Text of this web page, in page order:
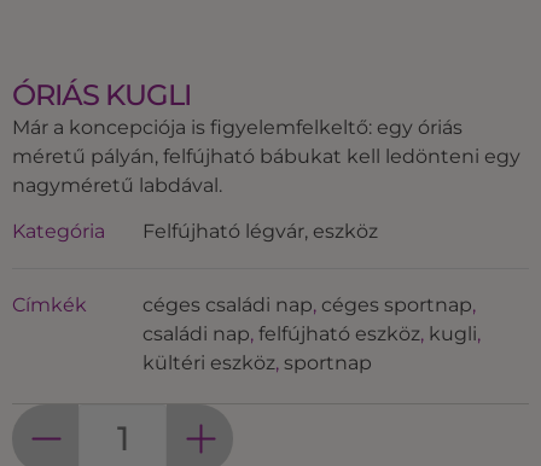
ÓRIÁS KUGLI
Már a koncepciója is figyelemfelkeltő: egy óriás
méretű pályán, felfújható bábukat kell ledönteni egy
nagyméretű labdával.
Kategória Felfújható légvár, eszköz
Címkék céges családi nap, céges sportnap,
családi nap, felfújható eszköz, kugli,
kültéri eszköz, sportnap